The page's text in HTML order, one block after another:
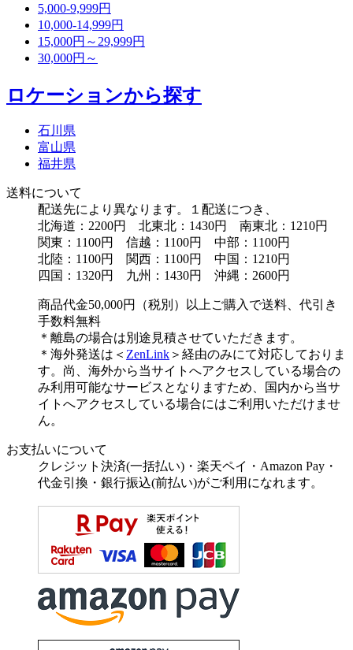
5,000-9,999円
10,000-14,999円
15,000円～29,999円
30,000円～
ロケーションから探す
石川県
富山県
福井県
送料について
配送先により異なります。１配送につき、
北海道：2200円 北東北：1430円 南東北：1210円
関東：1100円 信越：1100円 中部：1100円
北陸：1100円 関西：1100円 中国：1210円
四国：1320円 九州：1430円 沖縄：2600円
商品代金50,000円（税別）以上ご購入で送料、代引き
手数料無料
＊離島の場合は別途見積させていただきます。
＊海外発送は＜ ZenLink ＞経由のみにて対応しておりま
す。尚、海外から当サイトへアクセスしている場合の
み利用可能なサービスとなりますため、国内から当サ
イトへアクセスしている場合にはご利用いただけませ
ん。
お支払いについて
クレジット決済(一括払い)・楽天ペイ・Amazon Pay・
代金引換・銀行振込(前払い)がご利用になれます。